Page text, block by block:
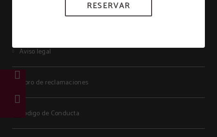
Aviso legal
Libro de reclamaciones
Código de Conducta
RESERVAR